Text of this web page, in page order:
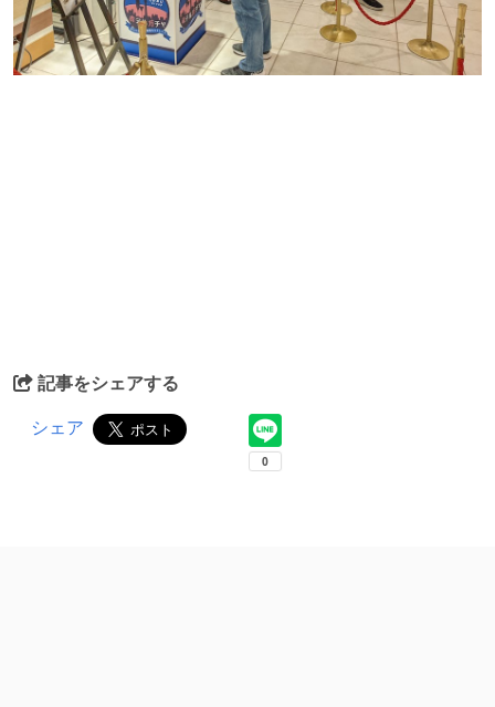
記事をシェアする
シェア